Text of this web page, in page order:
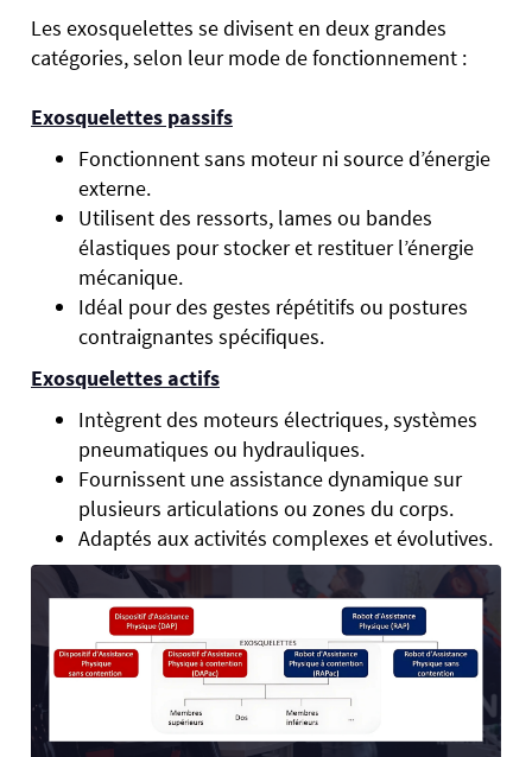
Les exosquelettes se divisent en deux grandes
catégories, selon leur mode de fonctionnement :
Exosquelettes passifs
Fonctionnent sans moteur ni source d’énergie
externe.
Utilisent des ressorts, lames ou bandes
élastiques pour stocker et restituer l’énergie
mécanique.
Idéal pour des gestes répétitifs ou postures
contraignantes spécifiques.
Exosquelettes actifs
Intègrent des moteurs électriques, systèmes
pneumatiques ou hydrauliques.
Fournissent une assistance dynamique sur
plusieurs articulations ou zones du corps.
Adaptés aux activités complexes et évolutives.